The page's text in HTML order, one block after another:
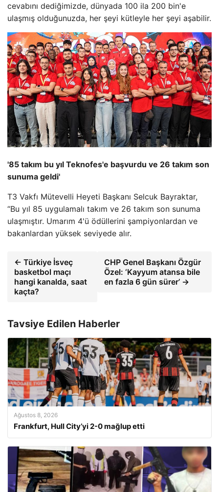
cevabını dediğimizde, dünyada 100 ila 200 bin'e
ulaşmış olduğunuzda, her şeyi kütleyle her şeyi aşabilir.
'85 takım bu yıl Teknofes'e başvurdu ve 26 takım son
sunuma geldi'
T3 Vakfı Mütevelli Heyeti Başkanı Selcuk Bayraktar,
“Bu yıl 85 uygulamalı takım ve 26 takım son sunuma
ulaşmıştır. Umarım 4'ü ödüllerini şampiyonlardan ve
bakanlardan yüksek seviyede alır.
← Türkiye İsveç
basketbol maçı
hangi kanalda, saat
kaçta?
CHP Genel Başkanı Özgür
Özel: ‘Kayyum atansa bile
en fazla 6 gün sürer’ →
Tavsiye Edilen Haberler
Ağustos 8, 2026
Frankfurt, Hull City’yi 2-0 mağlup etti